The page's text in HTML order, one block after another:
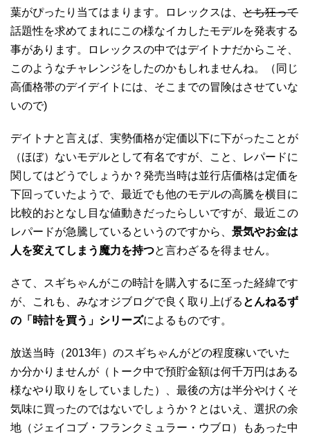
葉がぴったり当てはまります。ロレックスは、 とち狂って
話題性を求めてまれにこの様なイカしたモデルを発表する
事があります。ロレックスの中ではデイトナだからこそ、
このようなチャレンジをしたのかもしれませんね。（同じ
高価格帯のデイデイトには、そこまでの冒険はさせていな
いので)
デイトナと言えば、実勢価格が定価以下に下がったことが
（ほぼ）ないモデルとして有名ですが、こと、レパードに
関してはどうでしょうか？発売当時は並行店価格は定価を
下回っていたようで、最近でも他のモデルの高騰を横目に
比較的おとなし目な値動きだったらしいですが、最近この
レパードが急騰しているというのですから、 景気やお金は
人を変えてしまう魔力を持つと言わざるを得ません。
さて、スギちゃんがこの時計を購入するに至った経緯です
が、これも、みなオジブログで良く取り上げる とんねるず
の「時計を買う」シリーズによるものです。
放送当時（2013年）のスギちゃんがどの程度稼いでいた
か分かりませんが（トーク中で預貯金額は何千万円はある
様なやり取りをしていました）、最後の方は半分やけくそ
気味に買ったのではないでしょうか？とはいえ、選択の余
地（ジェイコブ・フランクミュラー・ウブロ）もあった中